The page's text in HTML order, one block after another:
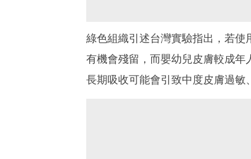
綠色組織引述台灣實驗指出，若
有機會殘留，而嬰幼兒皮膚較成
長期吸收可能會引致中度皮膚過敏